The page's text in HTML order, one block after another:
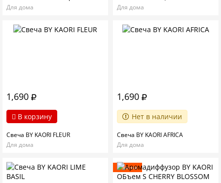
Для дома
Для дома
1,690
В корзину
Свеча BY KAORI FLEUR
Для дома
1,690
Нет в наличии
Свеча BY KAORI AFRICA
Для дома
Новинка